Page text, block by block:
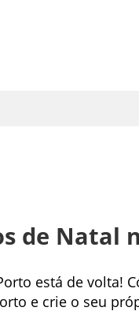
de Natal
está de volta!
e crie o seu